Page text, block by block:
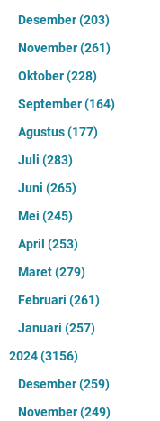
Desember(203)
November(261)
Oktober(228)
September(164)
Agustus(177)
Juli (283)
Juni (265)
Mei (245)
April (253)
Maret(279)
Februari (261)
Januari (257)
2024(3156)
Desember(259)
November(249)